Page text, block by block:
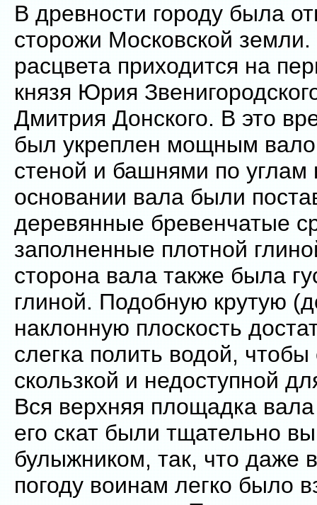
В древности городу была
сторожи Московской
расцвета приходится на
князя Юрия
Дмитрия Донского. В это
был укреплен мощным
стеной и башнями по углам
основании вала были
деревянные бревенчатые
заполненные плотной
сторона вала также была
глиной. Подобную крутую
наклонную плоскость
слегка полить водой,
скользкой и недоступной
Вся верхняя площадка
его скат были тщательно
булыжником, так, что даже
погоду воинам легко было